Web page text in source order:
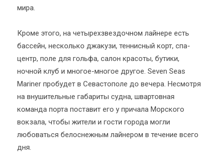
мира.
Кроме этого, на четырехзвездочном лайнере есть
бассейн, несколько джакузи, теннисный корт, спа-
центр, поле для гольфа, салон красоты, бутики,
ночной клуб и многое-многое другое. Seven Seas
Mariner пробудет в Севастополе до вечера. Несмотря
на внушительные габариты судна, швартовная
команда порта поставит его у причала Морского
вокзала, чтобы жители и гости города могли
любоваться белоснежным лайнером в течение всего
дня.